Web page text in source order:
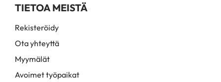
TIETOA MEISTÄ
Rekisteröidy
Ota yhteyttä
Myymälät
Avoimet työpaikat